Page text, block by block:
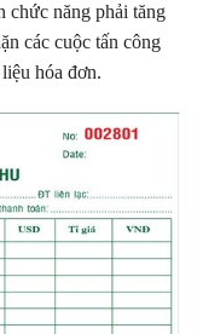
chức năng phải tăng
các cuộc tấn công
hóa đơn.